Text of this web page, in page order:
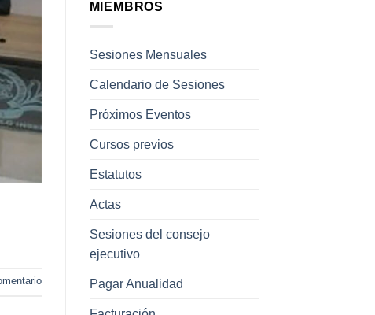
MIEMBROS
Sesiones Mensuales
Calendario de Sesiones
Próximos Eventos
Cursos previos
Estatutos
Actas
Sesiones del consejo
ejecutivo
Pagar Anualidad